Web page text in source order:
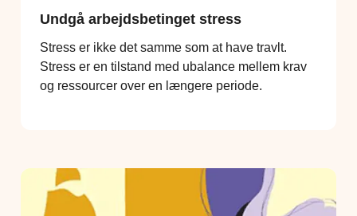
Undgå arbejdsbetinget stress
Stress er ikke det samme som at have travlt.
Stress er en tilstand med ubalance mellem krav
og ressourcer over en længere periode.